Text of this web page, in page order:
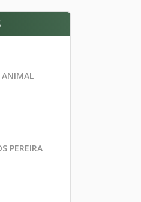
ANIMAL
PEREIRA